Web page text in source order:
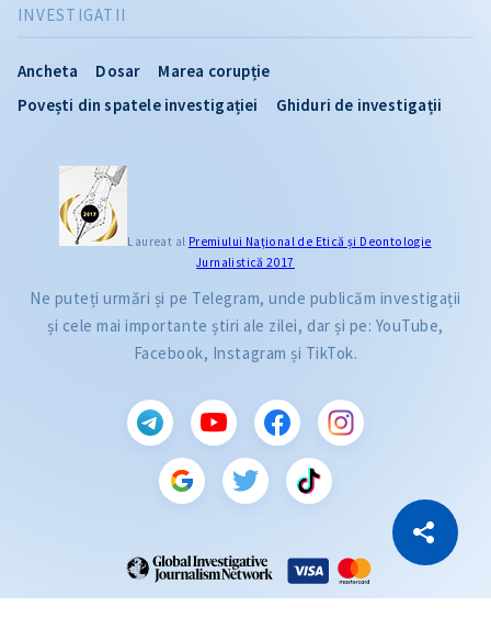
Copiază Link
INVESTIGATII
Ancheta Dosar
Marea corupție
Povești din spatele investigației
Ghiduri de investigații
Laureat al Premiului Naţional de Etică și Deontologie
Jurnalistică 2017
Ne puteți urmări și pe Telegram, unde publicăm investigații
și cele mai importante știri ale zilei, dar și pe: YouTube,
Facebook, Instagram și TikTok.